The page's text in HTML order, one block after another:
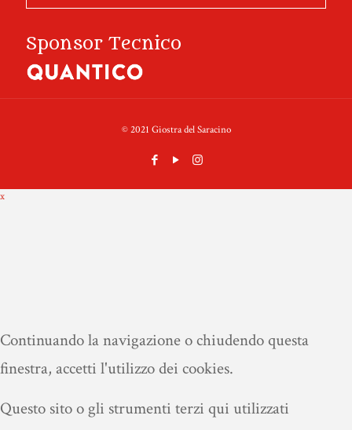
Sponsor Tecnico
© 2021 Giostra del Saracino
x
Continuando la navigazione o chiudendo questa
finestra, accetti l'utilizzo dei cookies.
Questo sito o gli strumenti terzi qui utilizzati